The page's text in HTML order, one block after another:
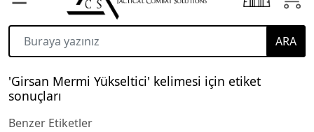
ARA
'Girsan Mermi Yükseltici' kelimesi için etiket
sonuçları
Benzer Etiketler